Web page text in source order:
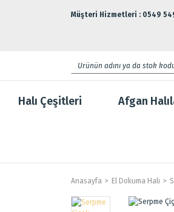
Müşteri Hizmetleri : 0549
Halı Çeşitleri Afgan
Anasayfa El Dokuma Halı